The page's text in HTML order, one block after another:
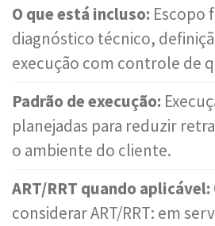
O que está incluso: Escopo
diagnóstico técnico,
execução com controle de
Padrão de execução:
planejadas para reduzir
o ambiente do cliente.
ART/RRT quando aplicável:
considerar ART/RRT: em